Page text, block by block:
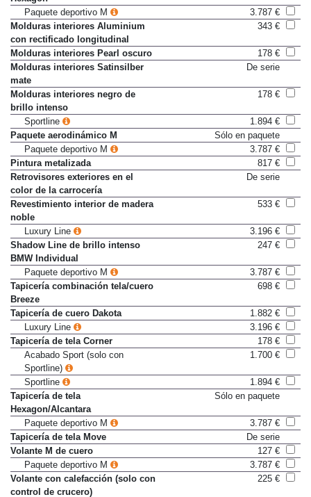
Hexagon
Paquete deportivo M
3.787 €
Molduras interiores Aluminium
con rectificado longitudinal
Molduras interiores Pearl oscuro
178 €
Molduras interiores Satinsilber
mate
Molduras interiores negro de
brillo intenso
Sportline
1.894 €
Paquete aerodinámico M
Sólo en paquete
Paquete deportivo M
3.787 €
Pintura metalizada
817 €
Retrovisores exteriores en el
color de la carrocería
Revestimiento interior de madera
noble
Luxury Line
3.196 €
Shadow Line de brillo intenso
BMW Individual
Paquete deportivo M
3.787 €
Tapicería combinación tela/cuero
Breeze
Tapicería de cuero Dakota
1.882 €
Luxury Line
3.196 €
Tapicería de tela Corner
178 €
Acabado Sport (solo con
Sportline)
Sportline
1.894 €
Tapicería de tela
Hexagon/Alcantara
Paquete deportivo M
3.787 €
Tapicería de tela Move
De serie
Volante M de cuero
127 €
Paquete deportivo M
3.787 €
Volante con calefacción (solo con